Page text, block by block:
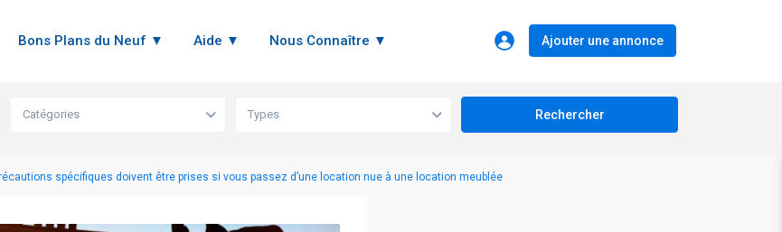
Bons Plans du Neuf ▼ Aide ▼ Nous Connaître ▼ Ajouter une annonce
Catégories Types
spécifiques doivent être prises si vous passez d’une location nue à une location meublée